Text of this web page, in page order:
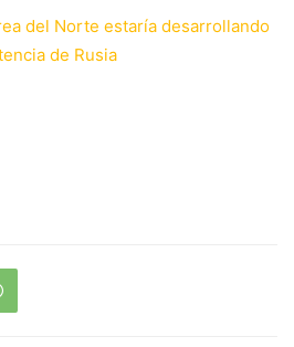
del Norte estaría desarrollando
de Rusia